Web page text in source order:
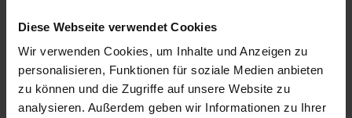
Diese Webseite verwendet Cookies
Wir verwenden Cookies, um Inhalte und Anzeigen zu
personalisieren, Funktionen für soziale Medien anbieten
zu können und die Zugriffe auf unsere Website zu
analysieren. Außerdem geben wir Informationen zu Ihrer
Die Zahl westeuropäischer Staaten, die die
Wehrpflicht aufgibt, steigt. Nach Belgien, den
Niederlanden und Frankreich gehören bald auch